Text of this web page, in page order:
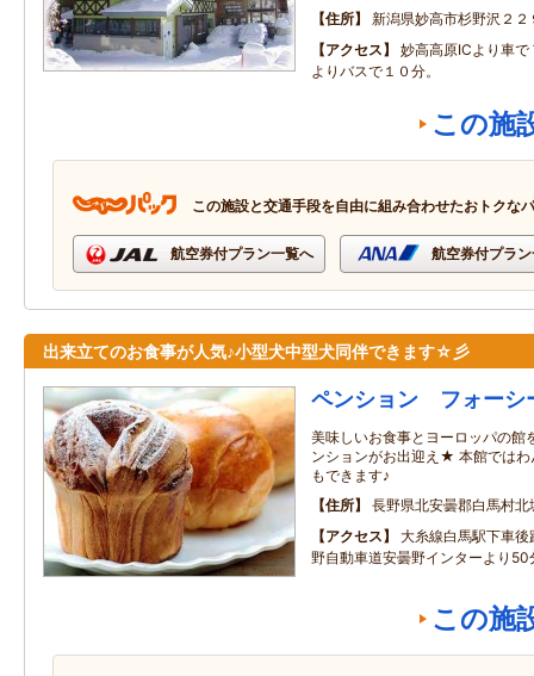
住所
新潟県妙高市杉野沢２２
アクセス
妙高高原ICより車
よりバスで１０分。
この施
この施設と交通手段を自由に組み合わせたおトクな
航空券付プラン一覧へ 航空券付プラ
出来立てのお食事が人気♪小型犬中型犬同伴できます☆彡
ペンション フォーシ
美味しいお食事とヨーロッパの館
ンションがお出迎え★ 本館では
もできます♪
住所
長野県北安曇郡白馬村
アクセス
大糸線白馬駅下車
野自動車道安曇野インターより50
この施